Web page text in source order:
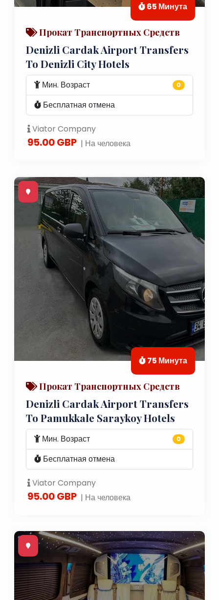
65 Минута
Прокат Транспортных Средств
Denizli Cardak Airport Transfers
To Denizli City Hotels
Мин. Возраст 0
Бесплатная отмена
Viator Company
95.00 GBP | На человека
75 Минута
Прокат Транспортных Средств
Denizli Cardak Airport Transfers
To Pamukkale Saraykoy Hotels
Мин. Возраст 0
Бесплатная отмена
Viator Company
95.00 GBP | На человека